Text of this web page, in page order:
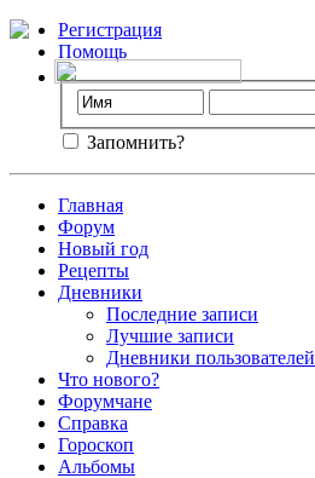
Регистрация
Помощь
Запомнить?
Главная
Форум
Новый год
Рецепты
Дневники
Последние записи
Лучшие записи
Дневники пользователей
Что нового?
Форумчане
Справка
Гороскоп
Альбомы